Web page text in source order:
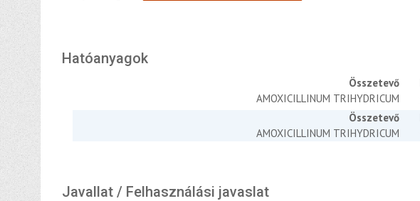
Hatóanyagok
Összetevő
AMOXICILLINUM TRIHYDRICUM
Összetevő
AMOXICILLINUM TRIHYDRICUM
Javallat / Felhasználási javaslat